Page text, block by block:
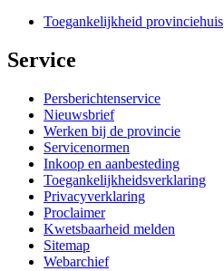
Toegankelijkheid provinciehuis
Service
Persberichtenservice
Nieuwsbrief
Werken bij de provincie
Servicenormen
Inkoop en aanbesteding
Toegankelijkheidsverklaring
Privacyverklaring
Proclaimer
Kwetsbaarheid melden
Sitemap
Webarchief